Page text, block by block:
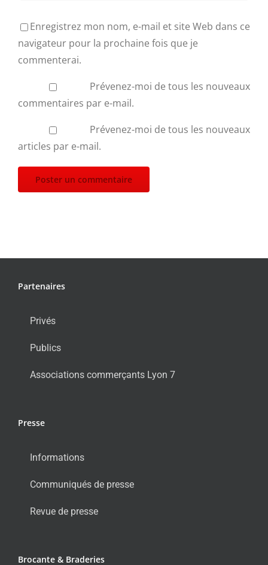
Enregistrez mon nom, e-mail et site Web dans ce
navigateur pour la prochaine fois que je
commenterai.
Prévenez-moi de tous les nouveaux
commentaires par e-mail.
Prévenez-moi de tous les nouveaux
articles par e-mail.
Partenaires
Privés
Publics
Associations commerçants Lyon 7
Presse
Informations
Communiqués de presse
Revue de presse
Brocante & Braderies